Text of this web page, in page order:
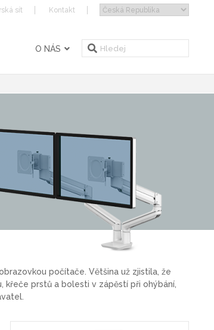
sít Kontakt
O NÁS
počítače. Většina už zjistila, že
prstů a bolesti v zápěstí při ohýbání,